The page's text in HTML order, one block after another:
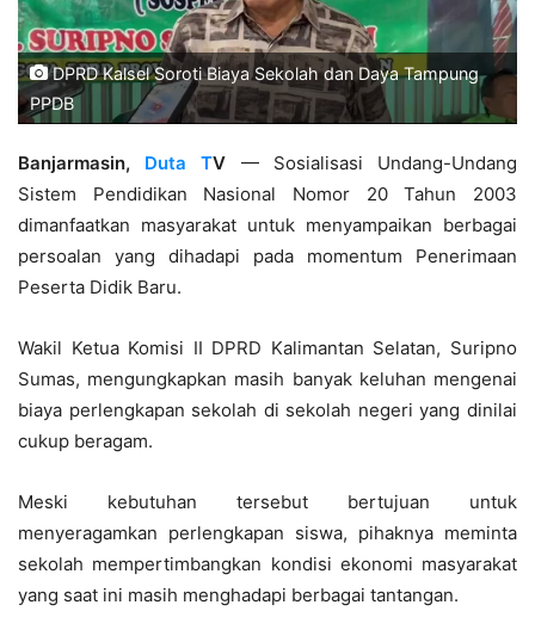
DPRD Kalsel Soroti Biaya Sekolah dan Daya Tampung
PPDB
Banjarmasin, Duta TV — Sosialisasi Undang-Undang
Sistem Pendidikan Nasional Nomor 20 Tahun 2003
dimanfaatkan masyarakat untuk menyampaikan berbagai
persoalan yang dihadapi pada momentum Penerimaan
Peserta Didik Baru.
Wakil Ketua Komisi II DPRD Kalimantan Selatan, Suripno
Sumas, mengungkapkan masih banyak keluhan mengenai
biaya perlengkapan sekolah di sekolah negeri yang dinilai
cukup beragam.
Meski kebutuhan tersebut bertujuan untuk
menyeragamkan perlengkapan siswa, pihaknya meminta
sekolah mempertimbangkan kondisi ekonomi masyarakat
yang saat ini masih menghadapi berbagai tantangan.